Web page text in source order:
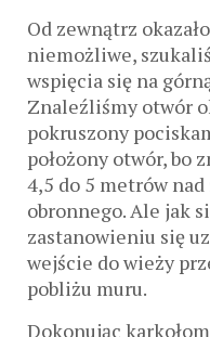
Od zewnątrz
niemożliwe,
wspięcia się na
Znaleźliśmy otwór
pokruszony
położony otwór, bo
4,5 do 5 metrów
obronnego. Ale jak
zastanowieniu się
wejście do wieży
pobliżu muru.
Dokonując